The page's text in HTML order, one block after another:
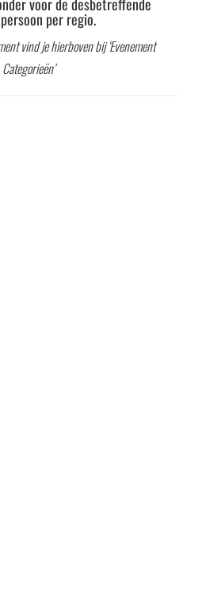
per regio.
vind je hierboven bij ‘Evenement
Categorieën’